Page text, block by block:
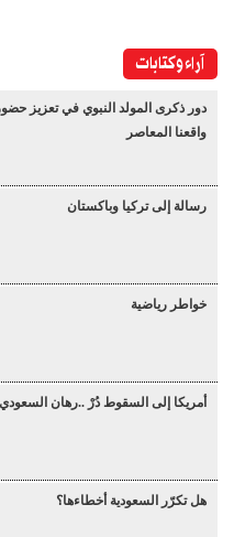
آراء وكتابات
دور ذكرى المولد النبوي في تعزيز
واقعنا المعاصر
رسالة إلى تركيا وباكستان
خواطر رياضية
أمريكا إلى السقوط دُرْ ..رهان
هل تكرّر السعودية أخطاءها؟